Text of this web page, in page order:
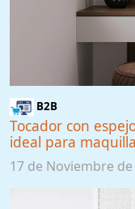
B2B
Tocador con
ideal para
17 de Noviembre de